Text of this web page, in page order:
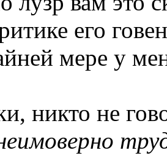
его
мере у
никто не